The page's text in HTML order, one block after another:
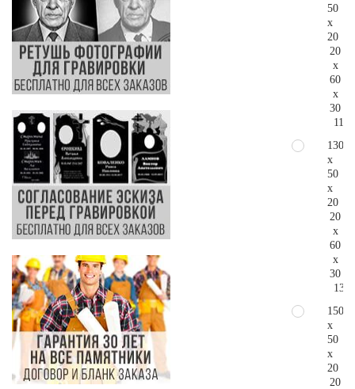
50
x
20
20
x
60
x
30
130
x
50
x
20
20
x
60
x
30
150
x
50
x
20
20